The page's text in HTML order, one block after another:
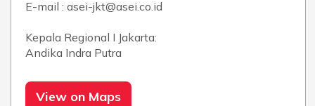
E-mail : asei-jkt@asei.co.id
Kepala Regional I Jakarta:
Andika Indra Putra
View on Maps